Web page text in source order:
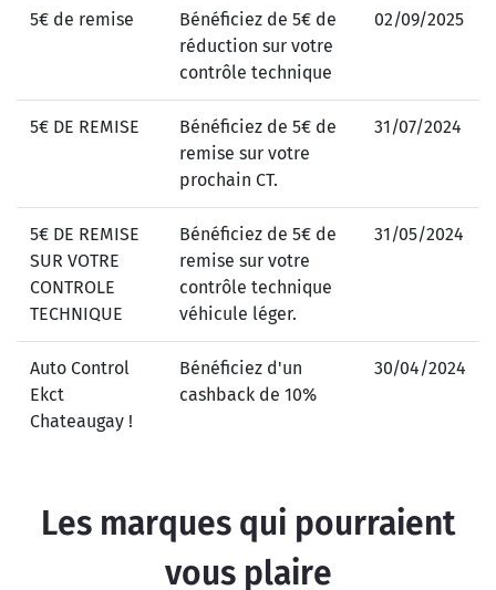
5€ de remise
Bénéficiez de 5€ de
réduction sur votre
contrôle technique
02/09/2025
5€ DE REMISE
Bénéficiez de 5€ de
remise sur votre
prochain CT.
31/07/2024
5€ DE REMISE
SUR VOTRE
CONTROLE
TECHNIQUE
Bénéficiez de 5€ de
remise sur votre
contrôle technique
véhicule léger.
31/05/2024
Auto Control
Ekct
Chateaugay !
Bénéficiez d'un
cashback de 10%
30/04/2024
Les marques qui pourraient
vous plaire